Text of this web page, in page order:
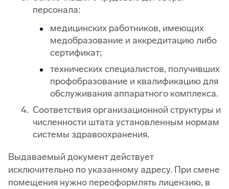
персонала:
медицинских работников, имеющих
медобразование и аккредитацию либо
сертификат;
технических специалистов, получивших
профобразование и квалификацию для
обслуживания аппаратного комплекса.
Соответствия организационной структуры и
численности штата установленным нормам
системы здравоохранения.
Выдаваемый документ действует
исключительно по указанному адресу. При смене
помещения нужно переоформлять лицензию, в